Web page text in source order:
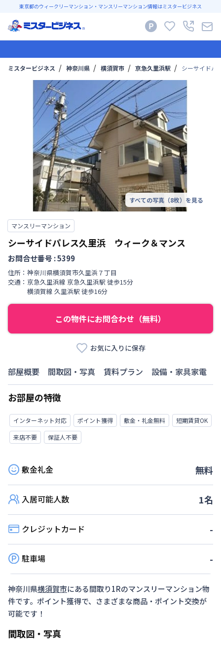
東京都のウィークリーマンション・マンスリーマンション情報はミスタービジネス
ミスタービジネス 神奈川県 横須賀市 京急久里浜駅 シーサイドパ
すべての写真（8枚）を見る
マンスリーマンション
シーサイドパレス久里浜 ウィーク＆マンス
お問合せ番号 :5399
住所： 神奈川県横須賀市久里浜 ７丁目
交通： 京急久里浜線 京急久里浜駅 徒歩15分
横須賀線 久里浜駅 徒歩16分
この物件にお問合わせ（無料）
お気に入りに保存
部屋概要 間取図・写真 賃料プラン 設備・家具家電
お部屋の特徴
インターネット対応 ポイント獲得 敷金・礼金無料
短期賃貸OK
来店不要
保証人不要
敷金礼金 無料
入居可能人数 1名
クレジットカード -
駐車場 -
神奈川県横須賀市にある間取り1Rのマンスリーマンション物
件です。ポイント獲得で、さまざまな商品・ポイント交換が
可能です！
間取図・写真